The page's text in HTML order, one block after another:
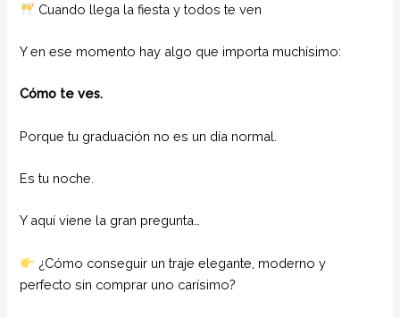
Cuando llega la fiesta y todos te ven
Y en ese momento hay algo que importa muchísimo:
Cómo te ves.
Porque tu graduación no es un día normal.
Es tu noche.
Y aquí viene la gran pregunta…
¿Cómo conseguir un traje elegante, moderno y
perfecto sin comprar uno carísimo?